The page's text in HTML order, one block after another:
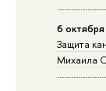
6
Защита
Михаила